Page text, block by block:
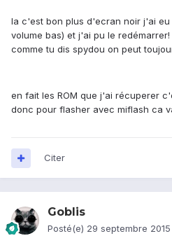
la c'est bon plus d'ecran noir j'ai
volume bas) et j'ai pu le
comme tu dis spydou on peut
en fait les ROM que j'ai récuperer
donc pour flasher avec miflash ca
Citer
Goblis
Posté(e) 29 septembre 2015